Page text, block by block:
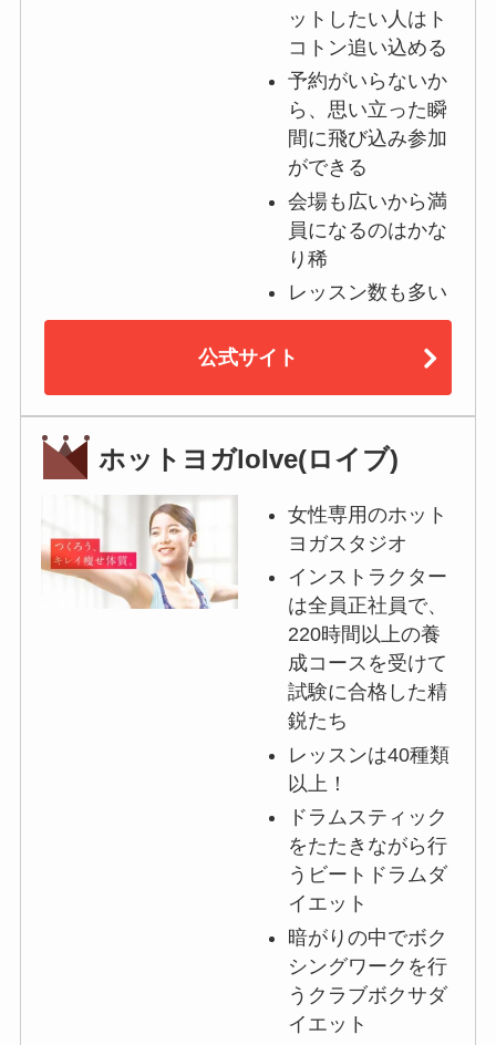
ットしたい人はト
コトン追い込める
予約がいらないか
ら、思い立った瞬
間に飛び込み参加
ができる
会場も広いから満
員になるのはかな
り稀
レッスン数も多い
公式サイト
ホットヨガloIve(ロイブ)
女性専用のホット
ヨガスタジオ
インストラクター
は全員正社員で、
220時間以上の養
成コースを受けて
試験に合格した精
鋭たち
レッスンは40種類
以上！
ドラムスティック
をたたきながら行
うビートドラムダ
イエット
暗がりの中でボク
シングワークを行
うクラブボクサダ
イエット